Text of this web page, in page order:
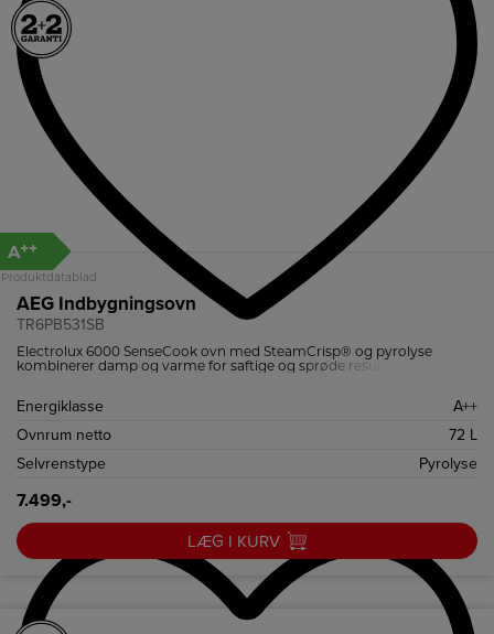
A++
Produktdatablad
AEG Indbygningsovn
TR6PB531SB
Electrolux 6000 SenseCook ovn med SteamCrisp® og pyrolyse
kombinerer damp og varme for saftige og sprøde resultater
Energiklasse
A++
Ovnrum netto
72 L
Selvrenstype
Pyrolyse
7.499,-
LÆG I KURV